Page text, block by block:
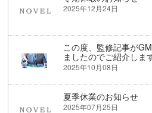
2025年12月24日
この度、監修記事が
ましたのでご紹介しま
2025年10月08日
夏季休業のお知らせ
2025年07月25日